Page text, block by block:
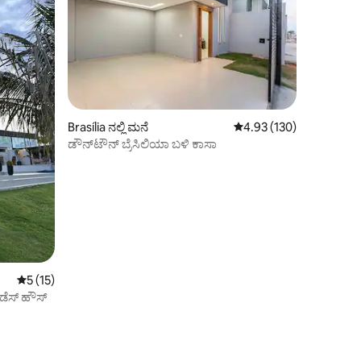
5 ರಲ್ಲಿ 5 ಸರಾಸರಿ ರೇಟಿಂಗ್, 15 ವಿಮರ್ಶೆಗಳು
5 (15)
ಹೌಸ್
Brasília ನಲ್ಲಿ ಮನೆ 5 ರಲ್ಲಿ 4.93 ಸರಾಸರಿ
4.93 (130)
ಡೌನ್‌ಟೌನ್ ಬ್ರೆಸಿಲಿಯಾ ಬಳಿ ಕಾಸಾ